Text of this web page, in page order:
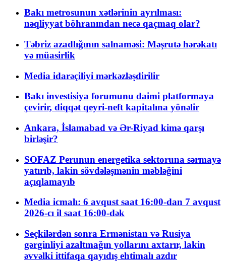
Bakı metrosunun xətlərinin ayrılması:
nəqliyyat böhranından necə qaçmaq olar?
Təbriz azadlığının salnaməsi: Məşrutə hərəkatı
və müasirlik
Media idarəçiliyi mərkəzləşdirilir
Bakı investisiya forumunu daimi platformaya
çevirir, diqqət qeyri-neft kapitalına yönəlir
Ankara, İslamabad və Ər-Riyad kimə qarşı
birləşir?
SOFAZ Perunun energetika sektoruna sərmayə
yatırıb, lakin sövdələşmənin məbləğini
açıqlamayıb
Media icmalı: 6 avqust saat 16:00-dan 7 avqust
2026-cı il saat 16:00-dək
Seçkilərdən sonra Ermənistan və Rusiya
gərginliyi azaltmağın yollarını axtarır, lakin
əvvəlki ittifaqa qayıdış ehtimalı azdır